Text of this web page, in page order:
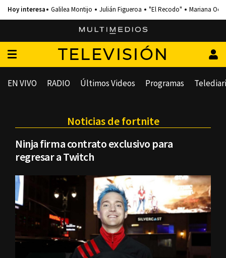
Galilea Montijo Julián Figueroa "El Recodo" Mariana
TELEVISIÓN
EN VIVO RADIO Últimos Videos Programas
Noticias de fortnite
Ninja firma contrato exclusivo para
regresar a Twitch